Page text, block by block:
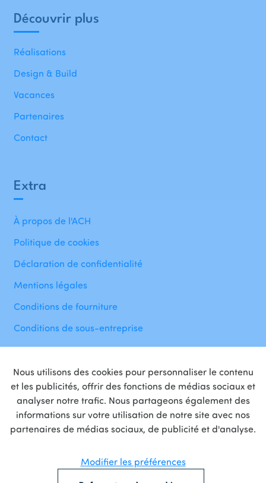
Nous utilisons des cookies pour personnaliser le contenu
et les publicités, offrir des fonctions de médias sociaux et
analyser notre trafic. Nous partageons également des
informations sur votre utilisation de notre site avec nos
partenaires de médias sociaux, de publicité et d'analyse.
Modifier les préférences
Extra
À propos de l'ACH
Politique de cookies
Déclaration de confidentialité
Mentions légales
Conditions de fourniture
Conditions de sous-entreprise
Découvrir plus
Réalisations
Design & Build
Vacances
Partenaires
Contact
Fièrepartenairede